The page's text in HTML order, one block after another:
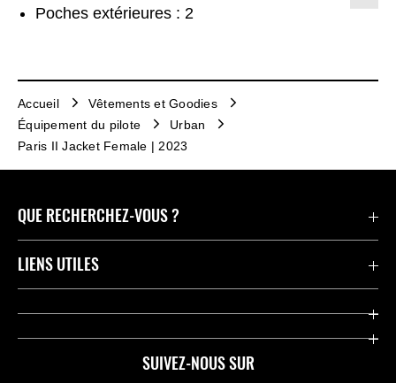
Poches extérieures : 2
Accueil
Vêtements et Goodies
Équipement du pilote
Urban
Paris II Jacket Female | 2023
SUIVEZ-NOUS SUR
QUE RECHERCHEZ-VOUS ?
Motos
Compétition
LIENS UTILES
Press